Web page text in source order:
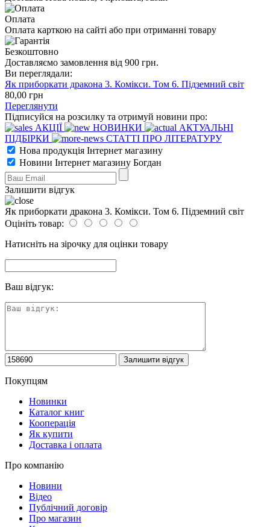
Оплата
Оплата карткою на сайті або при отриманні товару
Безкоштовно
Доставляємо замовлення від 900 грн.
Ви переглядали:
Як приборкати дракона 3. Комікси. Том 6. Підземний світ
80,00 грн
Переглянути
Підписуйся на розсилку та отримуй новини про:
АКЦІЇ
НОВИНКИ
АКТУАЛЬНІ
ПІДБІРКИ
СТАТТІ ПРО ЛІТЕРАТУРУ
Нова продукція Інтернет магазину
Новини Інтернет магазину Богдан
Залишити відгук
Як приборкати дракона 3. Комікси. Том 6. Підземний світ
Оцініть товар:
Натисніть на зірочку для оцінки товару
Ваш відгук:
Покупцям
Новинки
Каталог книг
Кооперація
Як купити
Доставка і оплата
Про компанію
Новини
Відео
Публічний договір
Про магазин